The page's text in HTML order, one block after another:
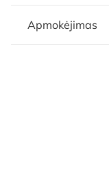
Apmokėjimas